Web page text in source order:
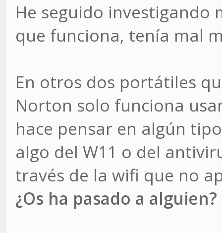
He seguido investigando
que funciona, tenía mal
En otros dos portátiles
Norton solo funciona
hace pensar en algún
algo del W11 o del
través de la wifi que no
¿Os ha pasado a